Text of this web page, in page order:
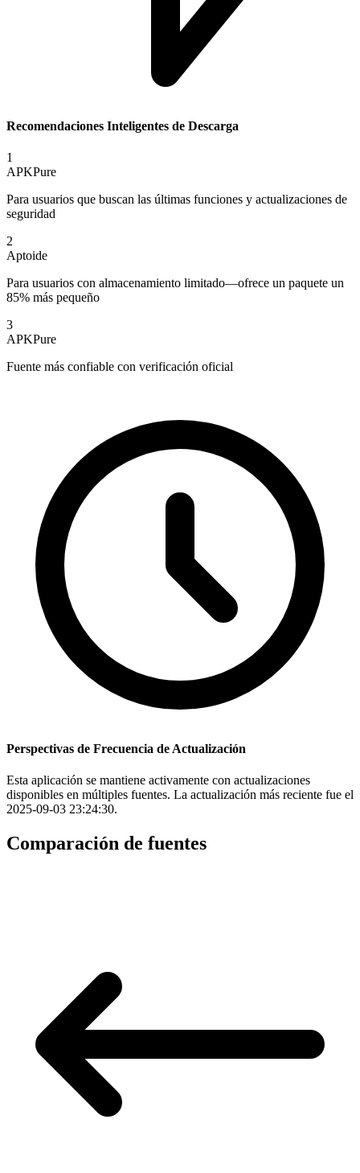
Recomendaciones Inteligentes de Descarga
1
APKPure
Para usuarios que buscan las últimas funciones y actualizaciones de
seguridad
2
Aptoide
Para usuarios con almacenamiento limitado—ofrece un paquete un
85% más pequeño
3
APKPure
Fuente más confiable con verificación oficial
Perspectivas de Frecuencia de Actualización
Esta aplicación se mantiene activamente con actualizaciones
disponibles en múltiples fuentes. La actualización más reciente fue el
2025-09-03 23:24:30.
Comparación de fuentes